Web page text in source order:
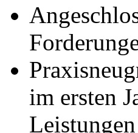
im ersten
Leistungen